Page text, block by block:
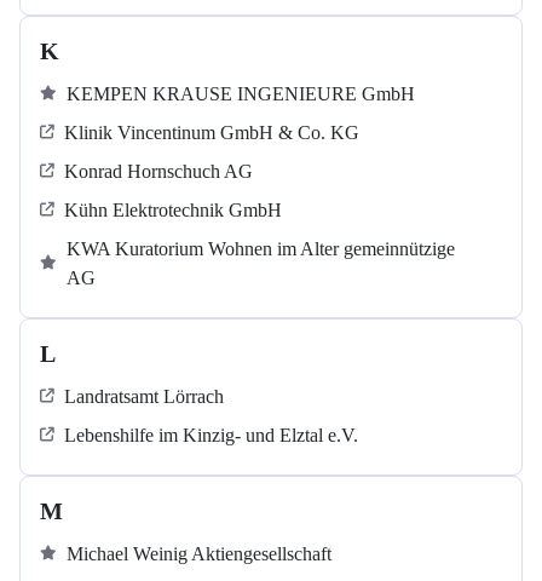
K
KEMPEN KRAUSE INGENIEURE GmbH
Klinik Vincentinum GmbH & Co. KG
Konrad Hornschuch AG
Kühn Elektrotechnik GmbH
KWA Kuratorium Wohnen im Alter gemeinnützige
AG
L
Landratsamt Lörrach
Lebenshilfe im Kinzig-​​​ und Elztal e.V.
M
Michael Weinig Aktiengesellschaft